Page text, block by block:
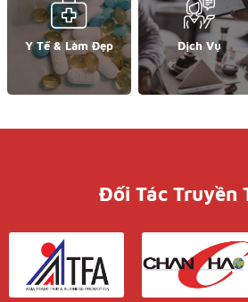
Y Tế & Làm Đẹp Dịch Vụ
Đối Tác Truyền